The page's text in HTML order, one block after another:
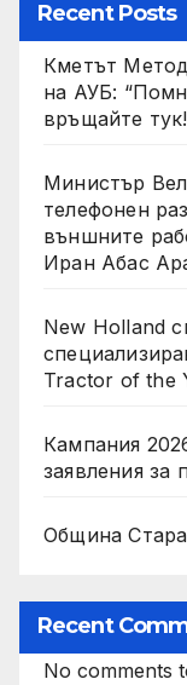
Recent Posts
Кметът
на АУБ:
връщайте
Министър
телефонен
външните
Иран Абас
New Holland
Tractor of the
Кампания
заявления за
Община
Recent
No comments